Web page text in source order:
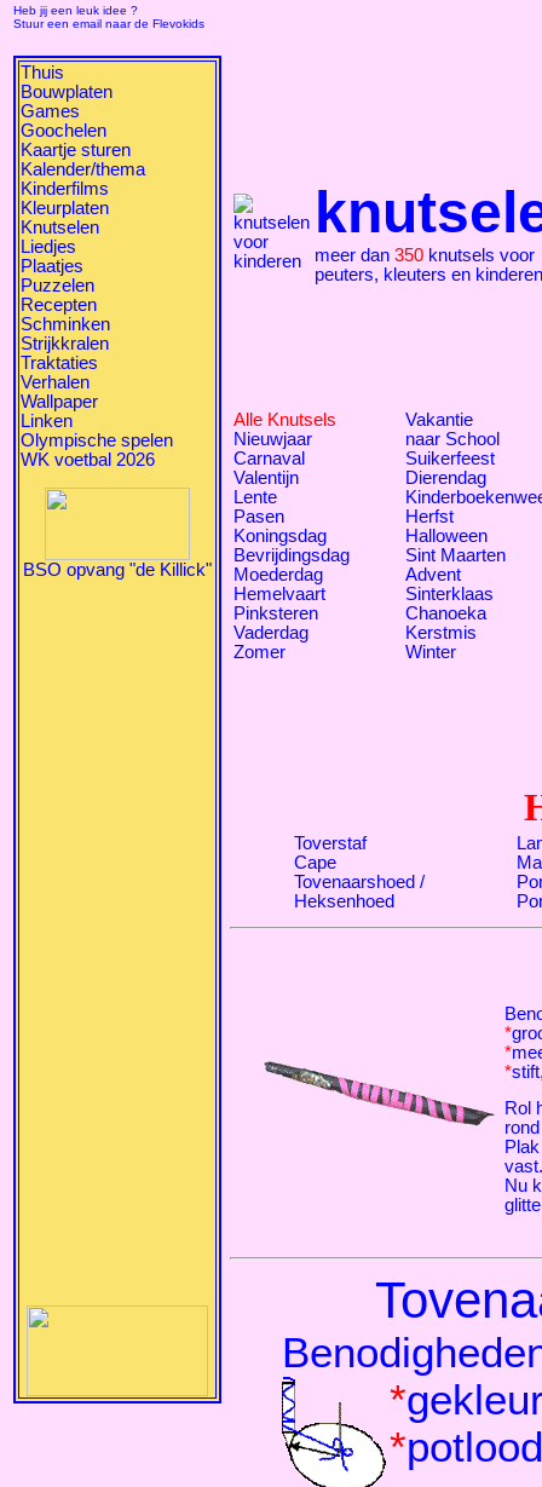
Heb jij een leuk idee ?
Stuur een email naar de Flevokids
Thuis
Bouwplaten
Games
Goochelen
Kaartje sturen
Kalender/thema
Kinderfilms
Kleurplaten
Knutselen
Liedjes
Plaatjes
Puzzelen
Recepten
Schminken
Strijkkralen
Traktaties
Verhalen
Wallpaper
Linken
Olympische spelen
WK voetbal 2026
BSO opvang "de Killick"
meer dan 350 knutsels voor
peuters, kleuters en kinderen
Alle Knutsels
Nieuwjaar
Carnaval
Valentijn
Lente
Pasen
Koningsdag
Bevrijdingsdag
Moederdag
Hemelvaart
Pinksteren
Vaderdag
Zomer
Vakantie
naar School
Suikerfeest
Dierendag
Herfst
Halloween
Sint Maarten
Advent
Sinterklaas
Chanoeka
Kerstmis
Winter
Toverstaf
Cape
Tovenaarshoed /
Heksenhoed
*
*
*
Rol
vast.
Nu
*
*